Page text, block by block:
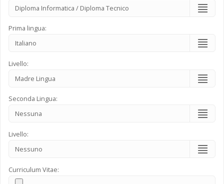
Prima lingua:
Livello:
Seconda Lingua:
Livello:
Curriculum Vitae: